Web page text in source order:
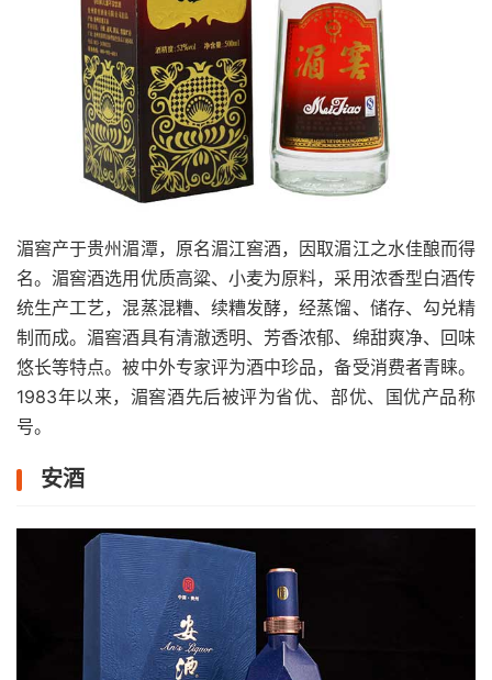
湄窖产于贵州湄潭，原名湄江窖酒，因取湄江之水佳酿而得
名。湄窖酒选用优质高粱、小麦为原料，采用浓香型白酒传
统生产工艺，混蒸混糟、续糟发酵，经蒸馏、储存、勾兑精
制而成。湄窖酒具有清澈透明、芳香浓郁、绵甜爽净、回味
悠长等特点。被中外专家评为酒中珍品，备受消费者青睐。
1983年以来，湄窖酒先后被评为省优、部优、国优产品称
号。
安酒